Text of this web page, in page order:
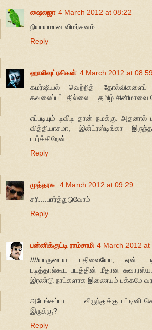
ஷைலஜா 4 March 2012 at 08:22
நியாயமான விமர்சனம்
Reply
ஹாலிவுட்ரசிகன் 4 March 2012 at
கமர்ஷியல் வெற்றித் தோல்விகளைப்
கவலைப்பட்டதில்லை ... தமிழ்
எப்படியும் டிவிடி தான் நமக்கு.
வித்தியாசமா, இன்ட்ரஸ்டிங்கா
பார்க்கிறேன்.
Reply
முத்தரசு
4 March 2012 at 09:29
சரி....பார்த்துடுவோம்
Reply
பன்னிக்குட்டி ராம்சாமி 4 March 2012 at
////யாருடைய பதிவையோ, ஏன்
படித்தால்கூட படத்தின் மீதான
இரண்டு நாட்களாக இணையம் பக்கமே
அடேங்கப்பா........ விருந்துக்கு பட்டினி
இருக்கு?
Reply